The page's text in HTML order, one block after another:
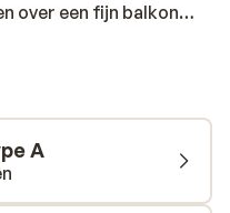
over een fijn balkon
De dependance
het hoofdgebouw en
Na een dag in de
kruidensauna of
kun je daarna weer
ervaring! In het stijlvol
A